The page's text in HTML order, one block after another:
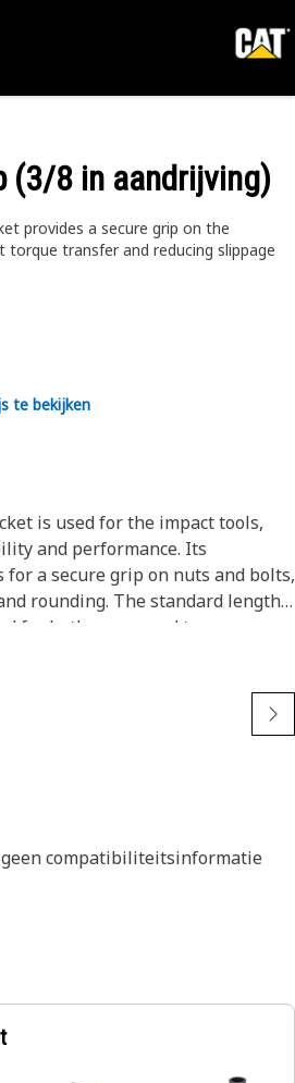
(3/8 in aandrijving)
provides a secure grip on the
torque transfer and reducing slippage
te bekijken
is used for the impact tools,
and performance. Its
for a secure grip on nuts and bolts,
rounding. The standard length
for both access and torque
finish enhances resistance to
for high-torque impact
3/8 inch square drive size for
applications without
the risk of fastener damage.
power for reliable fastening.
is used in conjunction with
compatibiliteitsinformatie